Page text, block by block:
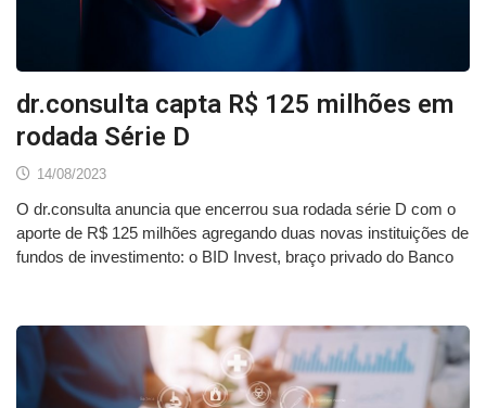
dr.consulta capta R$ 125 milhões em
rodada Série D
14/08/2023
O dr.consulta anuncia que encerrou sua rodada série D com o
aporte de R$ 125 milhões agregando duas novas instituições de
fundos de investimento: o BID Invest, braço privado do Banco